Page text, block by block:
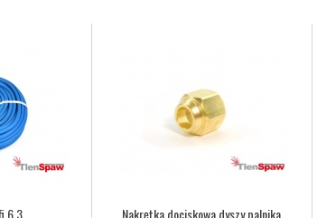
Harris 6290 2NX
Dysza do palnika Harris 6290 3NX